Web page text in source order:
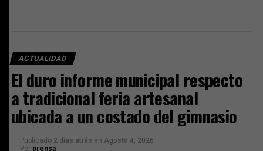
ACTUALIDAD
El duro informe municipal respecto
a tradicional feria artesanal
ubicada a un costado del gimnasio
Publicado 2 días atrás en Agosto 4, 2026
Por prensa